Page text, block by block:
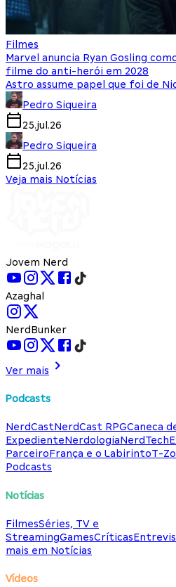
Filmes
Marvel anuncia Ryan Gosling
filme do anti-herói em 2028
Astro assume papel que foi de
Pedro Siqueira
25.jul.26
Pedro Siqueira
25.jul.26
Veja mais Notícias
Jovem Nerd
Azaghal
NerdBunker
Ver mais
Podcasts
NerdCastNerdCast RPGCaneca
ExpedienteNerdologiaNerdTech
ParceiroFrança e o LabirintoT-
Podcasts
Notícias
FilmesSéries, TV e
StreamingGamesCríticas
mais em Notícias
Vídeos